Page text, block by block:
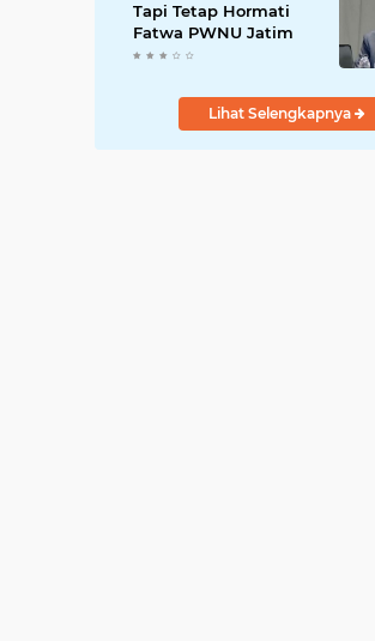
Tapi Tetap Hormati
Fatwa PWNU Jatim
Lihat Selengkapnya